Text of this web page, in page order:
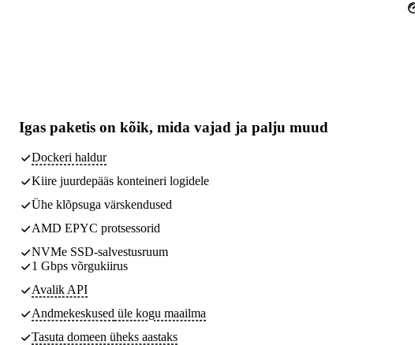
Igas paketis on kõik, mida vajad ja palju muud
Dockeri haldur
Kiire juurdepääs konteineri logidele
Ühe klõpsuga värskendused
AMD EPYC protsessorid
NVMe SSD-salvestusruum
1 Gbps võrgukiirus
Avalik API
Andmekeskused üle kogu maailma
Tasuta domeen üheks aastaks